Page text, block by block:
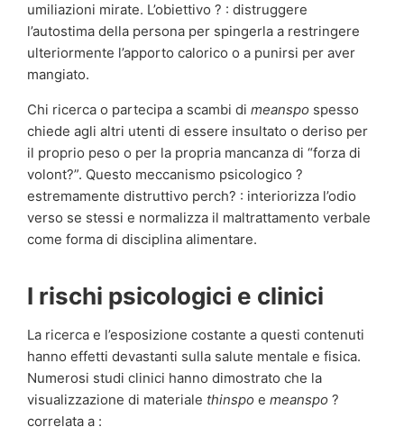
umiliazioni mirate. L’obiettivo ? : distruggere
l’autostima della persona per spingerla a restringere
ulteriormente l’apporto calorico o a punirsi per aver
mangiato.
Chi ricerca o partecipa a scambi di meanspo spesso
chiede agli altri utenti di essere insultato o deriso per
il proprio peso o per la propria mancanza di “forza di
volont?”. Questo meccanismo psicologico ?
estremamente distruttivo perch? : interiorizza l’odio
verso se stessi e normalizza il maltrattamento verbale
come forma di disciplina alimentare.
I rischi psicologici e clinici
La ricerca e l’esposizione costante a questi contenuti
hanno effetti devastanti sulla salute mentale e fisica.
Numerosi studi clinici hanno dimostrato che la
visualizzazione di materiale thinspo e meanspo ?
correlata a :